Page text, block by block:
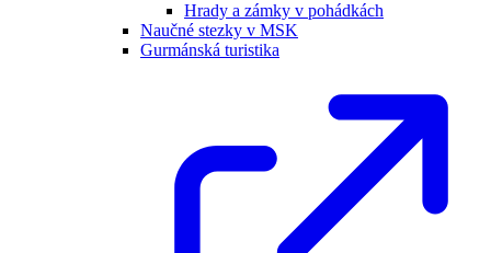
Hrady a zámky v pohádkách
Naučné stezky v MSK
Gurmánská turistika